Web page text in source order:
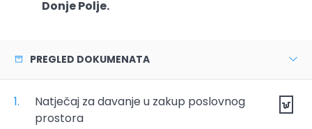
Donje Polje.
PREGLED DOKUMENATA
1.
Natječaj za davanje u zakup poslovnog
prostora